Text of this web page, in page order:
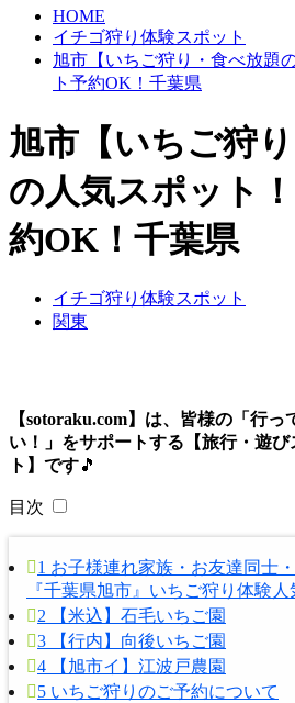
HOME
イチゴ狩り体験スポット
旭市【いちご狩り・食べ放題
ト予約OK！千葉県
旭市【いちご狩
の人気スポット
約OK！千葉県
イチゴ狩り体験スポット
関東
【sotoraku.com】は、皆様の「行
い！」をサポートする【旅行・遊
ト】です🎵
目次
1 お子様連れ家族・お友達同士
『千葉県旭市』いちご狩り体験人
2 【米込】石毛いちご園
3 【行内】向後いちご園
4 【旭市イ】江波戸農園
5 いちご狩りのご予約について